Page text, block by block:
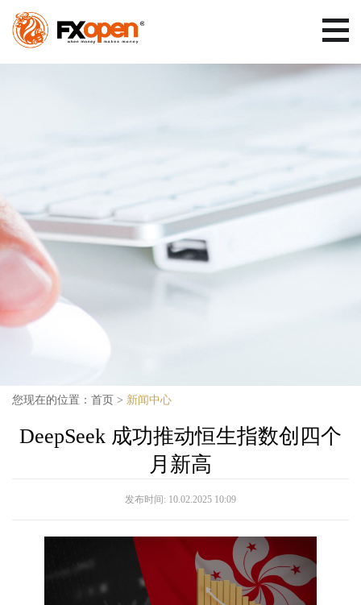
您现在的位置： 首页 > 新闻中心
DeepSeek 成功推动恒生指数创四个
月新高
发布时间: 10.02.2025 10:09